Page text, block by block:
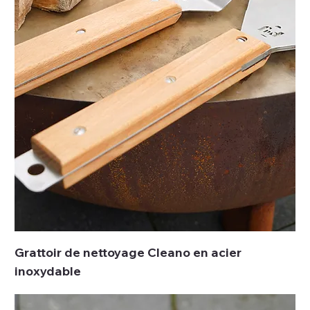
Grattoir de nettoyage Cleano en acier
inoxydable